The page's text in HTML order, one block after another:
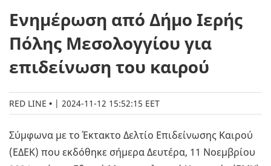
Ενημέρωση από Δήμο Ιερής
Πόλης Μεσολογγίου για
επιδείνωση του καιρού
RED LINE | 2024-11-12 15:52:15 EET
Σύμφωνα με το Έκτακτο Δελτίο Επιδείνωσης Καιρού
(ΕΔΕΚ) που εκδόθηκε σήμερα Δευτέρα, 11 Νοεμβρίου